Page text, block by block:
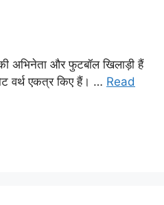
अभिनेता और फुटबॉल खिलाड़ी हैं
वर्थ एकत्र किए हैं। … Read